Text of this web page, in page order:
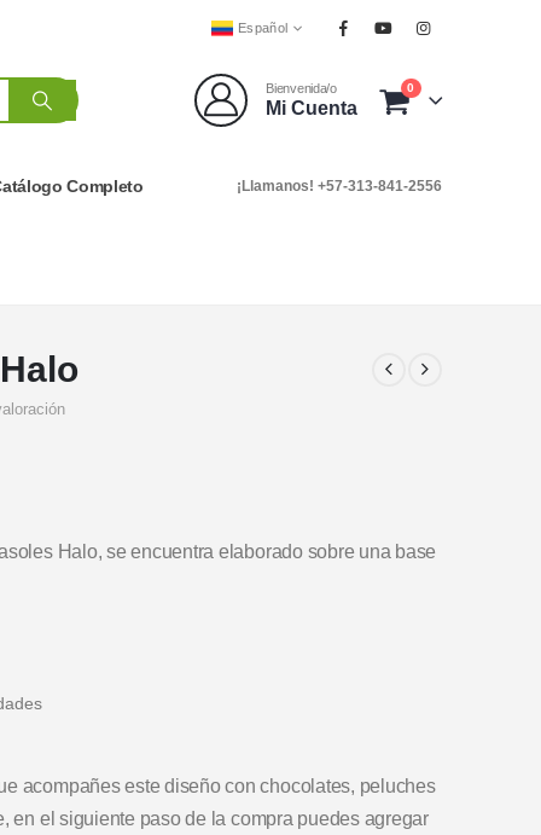
Español
Bienvenida/o
Mi Cuenta
0
Completo ¡Llamanos! +57-313-841-2556
Halo, se encuentra elaborado sobre una base
acompañes este diseño con chocolates, peluches
en el siguiente paso de la compra puedes agregar